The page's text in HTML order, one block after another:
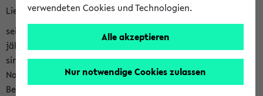
Liebe Studierende,
seit 2023 verleiht das Rektorat der Universität Bielefeld
jährlich den Nachhaltigkeitspreis für Abschlussarbeiten. Sie
sind herzlich eingeladen sich mit Ihrer Abschlussarbeit beim
Nachhaltigkeitsbüro zu bewerben. Bitte nutzen Sie für Ihre
Bewerbung dieses Formular<https://formulare.uni-
verwendeten Cookies und Technologien.
Alle akzeptieren
Nur notwendige Cookies zulassen